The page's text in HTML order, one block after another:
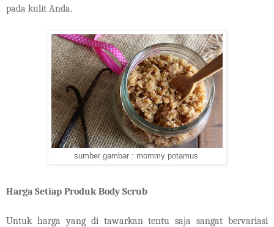
pada kulit Anda.
sumber gambar : mommy potamus
Harga Setiap Produk Body Scrub
Untuk harga yang di tawarkan tentu saja sangat bervariasi